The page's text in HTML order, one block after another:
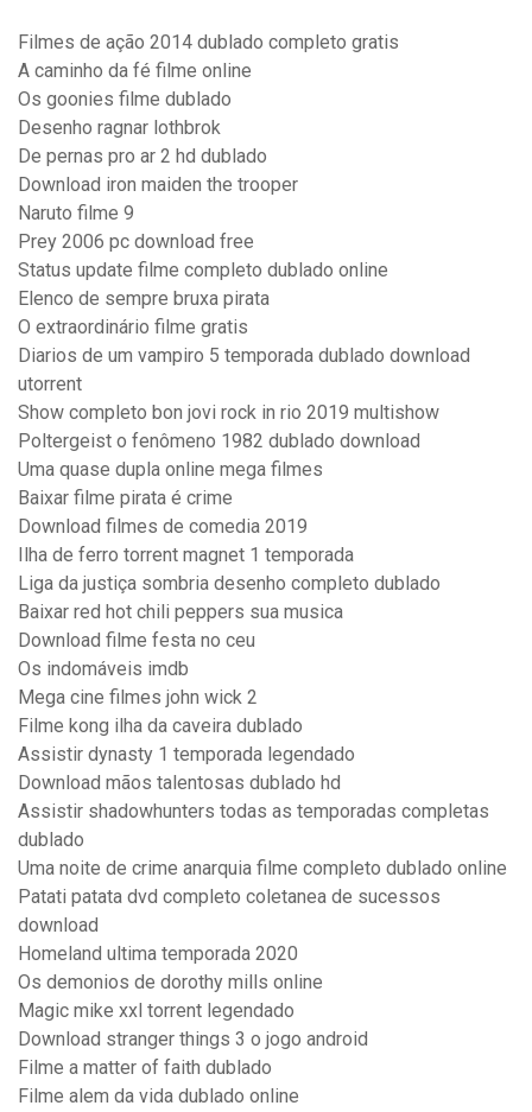
Filmes de ação 2014 dublado completo gratis
A caminho da fé filme online
Os goonies filme dublado
Desenho ragnar lothbrok
De pernas pro ar 2 hd dublado
Download iron maiden the trooper
Naruto filme 9
Prey 2006 pc download free
Status update filme completo dublado online
Elenco de sempre bruxa pirata
O extraordinário filme gratis
Diarios de um vampiro 5 temporada dublado download
utorrent
Show completo bon jovi rock in rio 2019 multishow
Poltergeist o fenômeno 1982 dublado download
Uma quase dupla online mega filmes
Baixar filme pirata é crime
Download filmes de comedia 2019
Ilha de ferro torrent magnet 1 temporada
Liga da justiça sombria desenho completo dublado
Baixar red hot chili peppers sua musica
Download filme festa no ceu
Os indomáveis imdb
Mega cine filmes john wick 2
Filme kong ilha da caveira dublado
Assistir dynasty 1 temporada legendado
Download mãos talentosas dublado hd
Assistir shadowhunters todas as temporadas completas
dublado
Uma noite de crime anarquia filme completo dublado online
Patati patata dvd completo coletanea de sucessos
download
Homeland ultima temporada 2020
Os demonios de dorothy mills online
Magic mike xxl torrent legendado
Download stranger things 3 o jogo android
Filme a matter of faith dublado
Filme alem da vida dublado online